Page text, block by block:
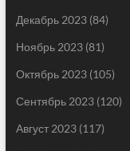
Декабрь 2023(84)
Ноябрь 2023(81)
Октябрь 2023(105)
Сентябрь 2023(120)
Август 2023(117)